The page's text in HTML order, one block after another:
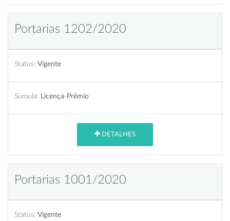
Portarias 1202/2020
Status: Vigente
Súmula: Licença-Prêmio
DETALHES
Portarias 1001/2020
Status: Vigente